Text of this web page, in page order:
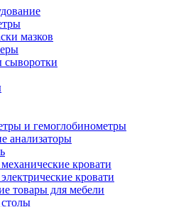
мазков
сыворотки
и гемоглобинометры
анализаторы
кровати
кровати
товары для мебели